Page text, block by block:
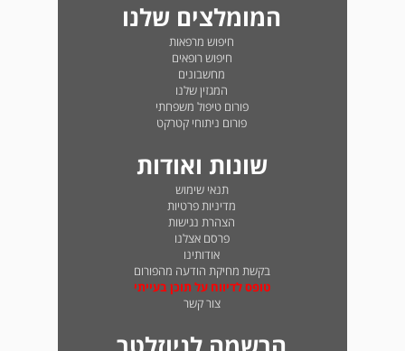
המומלצים שלנו
חיפוש מרפאות
חיפוש רופאים
מחשבונים
המגזין שלנו
פורום טיפול משפחתי
פורום ניתוחי קטרקט
שונות ואודות
תנאי שימוש
מדיניות פרטיות
הצהרת נגישות
פרסם אצלנו
אודותינו
בקשת מחיקת הודעה מהפורום
טופס לדיווח על תוכן בעייתי
צור קשר